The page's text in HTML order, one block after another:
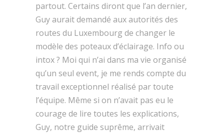
partout. Certains diront que l’an dernier,
Guy aurait demandé aux autorités des
routes du Luxembourg de changer le
modèle des poteaux d’éclairage. Info ou
intox ? Moi qui n’ai dans ma vie organisé
qu’un seul event, je me rends compte du
travail exceptionnel réalisé par toute
l’équipe. Même si on n’avait pas eu le
courage de lire toutes les explications,
Guy, notre guide suprême, arrivait